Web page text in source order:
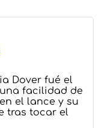
Dover fué el
una facilidad de
el lance y su
tras tocar el